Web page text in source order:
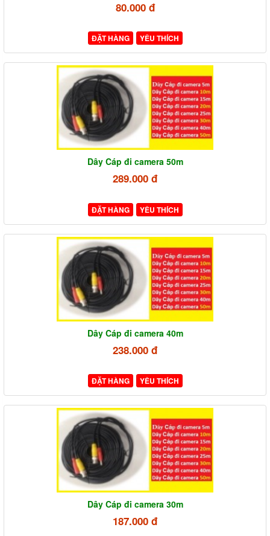
80.000 đ
ĐẶT HÀNG YÊU THÍCH
Dây Cáp đi camera 50m
289.000 đ
ĐẶT HÀNG YÊU THÍCH
Dây Cáp đi camera 40m
238.000 đ
ĐẶT HÀNG YÊU THÍCH
Dây Cáp đi camera 30m
187.000 đ